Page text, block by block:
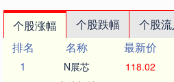
个股涨幅 个股跌幅 个股流
排名
名称 最新价
1
N展芯 118.02